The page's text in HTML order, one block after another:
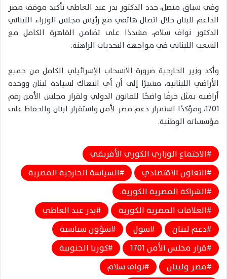
وفي سياق متصل، جدد الدكتور بدر عبد العاطي تأكيد موقف مصر
الداعم للبنان خلال اتصال هاتفي مع رئيس مجلس الوزراء اللبناني
الدكتور نواف سلام، مشددًا على تضامن القاهرة الكامل مع
الشعب اللبناني في مواجهة التحديات الراهنة.
وأكد وزير الخارجية ضرورة الانسحاب الإسرائيلي الكامل من جميع
الأراضي اللبنانية، مشيرًا إلى أن أي انتهاك لسيادة لبنان ووحدة
أراضيه يمثل خرقًا واضحًا للقانون الدولي ولقرار مجلس الأمن رقم
1701، ومؤكدًا استمرار دعم مصر لأمن واستقرار لبنان والحفاظ على
مؤسساته الوطنية.
الاجتماع الوزاري الكوري الأفريقي
التعاون الاقتصادي
السياسة الخارجية المصرية
الشراكة المصرية الكورية.
العلاقات المصرية الكورية
بدر عبد العاطي
دعم لبنان
سول
شؤون سياسية
قرار مجلس الأمن 1701
كوريا الجنوبية
مصر ولبنان
نواف سلام